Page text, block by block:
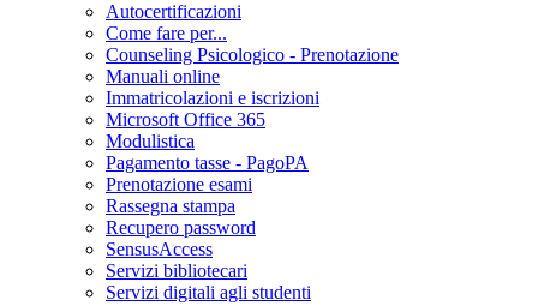
Autocertificazioni
Come fare per...
Counseling Psicologico - Prenotazione
Manuali online
Immatricolazioni e iscrizioni
Microsoft Office 365
Modulistica
Pagamento tasse - PagoPA
Prenotazione esami
Rassegna stampa
Recupero password
SensusAccess
Servizi bibliotecari
Servizi digitali agli studenti